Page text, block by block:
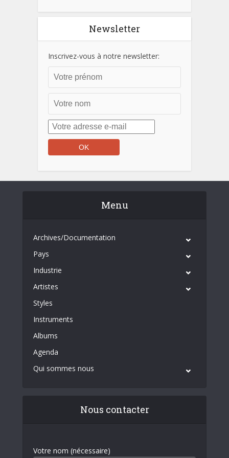
Newsletter
Inscrivez-vous à notre newsletter:
Menu
Archives/Documentation
Pays
Industrie
Artistes
Styles
Instruments
Albums
Agenda
Qui sommes nous
Nous contacter
Votre nom (nécessaire)